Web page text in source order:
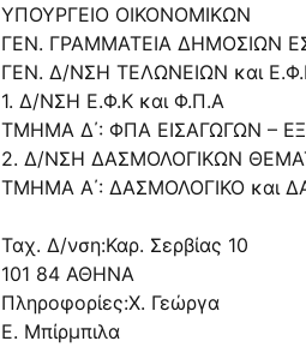
ΥΠΟΥΡΓΕΙΟ ΟΙΚΟΝΟΜΙΚΩΝ
ΓΕΝ. ΓΡΑΜΜΑΤΕΙΑ ΔΗΜΟΣΙΩΝ
ΓΕΝ. Δ/ΝΣΗ ΤΕΛΩΝΕΙΩΝ και
1. Δ/ΝΣΗ Ε.Φ.Κ και Φ.Π.Α
ΤΜΗΜΑ Δ΄: ΦΠΑ ΕΙΣΑΓΩΓΩΝ –
2. Δ/ΝΣΗ ΔΑΣΜΟΛΟΓΙΚΩΝ
ΤΜΗΜΑ Α΄: ΔΑΣΜΟΛΟΓΙΚΟ και
Ταχ. Δ/νση:Καρ. Σερβίας 10
101 84 ΑΘΗΝΑ
Πληροφορίες:Χ. Γεώργα
Ε. Μπίρμπιλα